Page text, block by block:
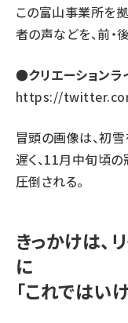
この富山事業所を
者の声などを、前・
●クリエーション
https://
冒頭の画像は、初
遅く、11月中旬頃
圧倒される。
きっかけは、
に
「これではい